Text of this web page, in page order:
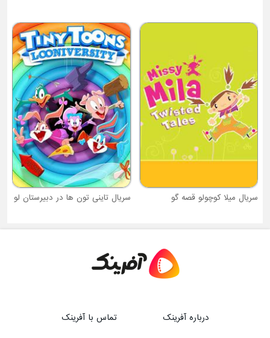
سریال تاینی تون ها در دبیرستان لو
درباره آفرینک تماس با آفرینک